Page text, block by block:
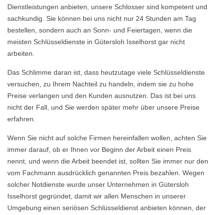
Dienstleistungen anbieten, unsere Schlosser sind kompetent und
sachkundig. Sie können bei uns nicht nur 24 Stunden am Tag
bestellen, sondern auch an Sonn- und Feiertagen, wenn die
meisten Schlüsseldienste in Gütersloh Isselhorst gar nicht
arbeiten.
Das Schlimme daran ist, dass heutzutage viele Schlüsseldienste
versuchen, zu Ihrem Nachteil zu handeln, indem sie zu hohe
Preise verlangen und den Kunden ausnutzen. Das ist bei uns
nicht der Fall, und Sie werden später mehr über unsere Preise
erfahren.
Wenn Sie nicht auf solche Firmen hereinfallen wollen, achten Sie
immer darauf, ob er Ihnen vor Beginn der Arbeit einen Preis
nennt, und wenn die Arbeit beendet ist, sollten Sie immer nur den
vom Fachmann ausdrücklich genannten Preis bezahlen. Wegen
solcher Notdienste wurde unser Unternehmen in Gütersloh
Isselhorst gegründet, damit wir allen Menschen in unserer
Umgebung einen seriösen Schlüsseldienst anbieten können, der